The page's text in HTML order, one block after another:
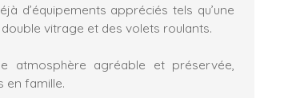
d’équipements appréciés tels qu’une
vitrage et des volets roulants.
atmosphère agréable et préservée,
en famille.